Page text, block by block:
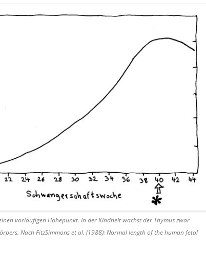
vorläufigen Höhepunkt. In der Kindheit wächst der Thymus zwar
Nach FitzSimmons et al. (1988): Normal length of the human fetal